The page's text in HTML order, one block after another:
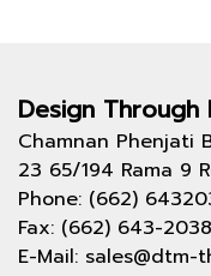
Design Through
Chamnan Phenjati
23 65/194 Rama 9
Phone: (662)
Fax: (662) 643-2038
E-Mail: sales@dtm-